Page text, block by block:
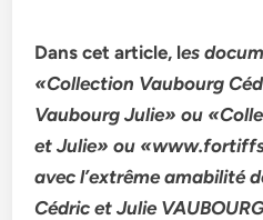
Dans cet article, les
«Collection Vaubourg
Vaubourg Julie» ou
et Julie» ou
avec l’extrême amabilité
Cédric et Julie